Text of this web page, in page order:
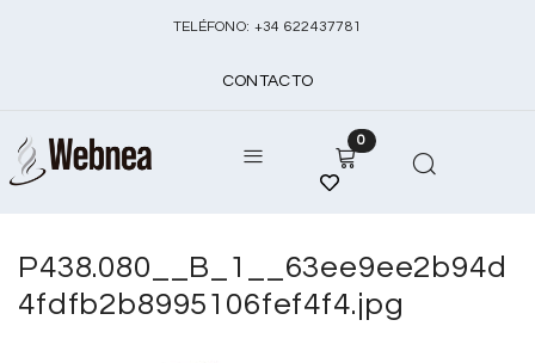
TELÉFONO: +34 622437781
CONTACTO
0
P438.080__B_1__63ee9ee2b94d
4fdfb2b8995106fef4f4.jpg